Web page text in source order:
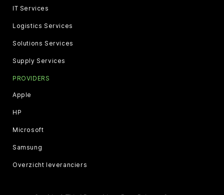
IT Services
Logistics Services
Solutions Services
Supply Services
PROVIDERS
Apple
HP
Microsoft
Samsung
Overzicht leveranciers